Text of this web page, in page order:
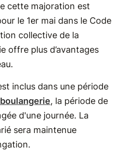
cette majoration est
le 1er mai dans le Code
collective de la
offre plus d’avantages
inclus dans une période
, la période de
d'une journée. La
sera maintenue